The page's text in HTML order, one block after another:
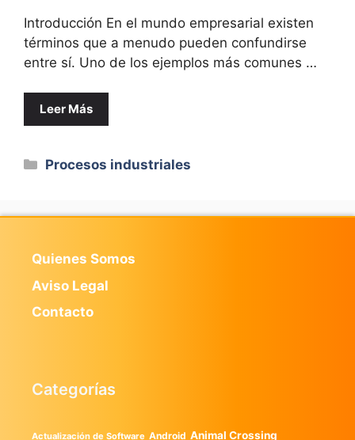
Introducción En el mundo empresarial existen
términos que a menudo pueden confundirse
entre sí. Uno de los ejemplos más comunes …
Leer Más
Categorías
Procesos industriales
Quienes Somos
Aviso Legal
Contacto
Categorías
Actualización de Software Android Animal Crossing